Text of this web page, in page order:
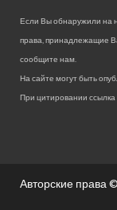
Если Вы обнаружили на
права, принадлежащие
сообщите нам.
На сайте могут быть
При цитировании ссылка
Авторские права